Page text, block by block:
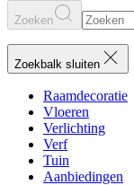
Zoeken
Zoekbalk sluiten
Raamdecoratie
Vloeren
Verlichting
Verf
Tuin
Aanbiedingen